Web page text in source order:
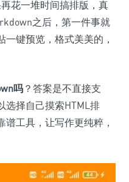
花一堆时间搞排版，真
之后，第一件事就
键预览，格式美美的，
吗 ？答案是不直接支
选择自己摸索HTML排
工具，让写作更纯粹，